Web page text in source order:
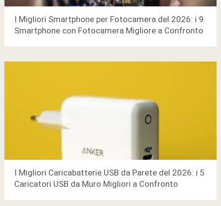
I Migliori Smartphone per Fotocamera del 2026: i 9
Smartphone con Fotocamera Migliore a Confronto
I Migliori Caricabatterie USB da Parete del 2026: i 5
Caricatori USB da Muro Migliori a Confronto